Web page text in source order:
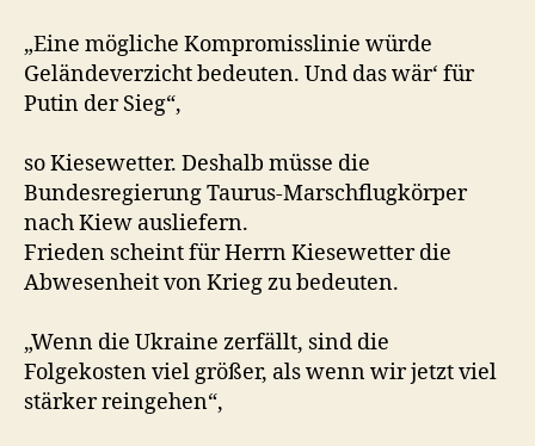
„Eine mögliche Kompromisslinie würde
Geländeverzicht bedeuten. Und das wär‘ für
Putin der Sieg“,
so Kiesewetter. Deshalb müsse die
Bundesregierung Taurus-Marschflugkörper
nach Kiew ausliefern.
Frieden scheint für Herrn Kiesewetter die
Abwesenheit von Krieg zu bedeuten.
„Wenn die Ukraine zerfällt, sind die
Folgekosten viel größer, als wenn wir jetzt viel
stärker reingehen“,